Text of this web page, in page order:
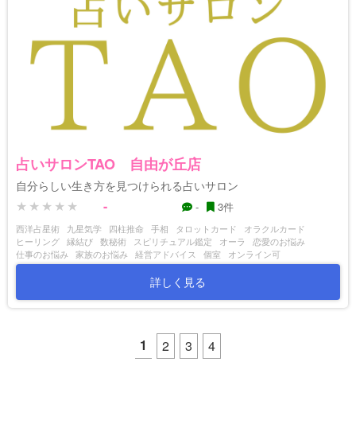
占いサロンTAO 自由が丘店
自分らしい生き方を見つけられる占いサロン
- - 3件
西洋占星術 九星気学 四柱推命 手相 タロットカード
オラクルカード
ヒーリング 縁結び 数秘術 スピリチュアル鑑定 オーラ
恋愛のお悩み
仕事のお悩み
家族のお悩み 経営アドバイス 個室 オンライン可
詳しく見る
1 2 3 4